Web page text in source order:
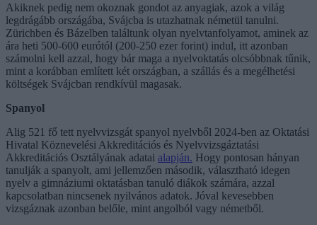
Akiknek pedig nem okoznak gondot az anyagiak, azok a világ
legdrágább országába, Svájcba is utazhatnak németül tanulni.
Zürichben és Bázelben találtunk olyan nyelvtanfolyamot, aminek az
ára heti 500-600 eurótól (200-250 ezer forint) indul, itt azonban
számolni kell azzal, hogy bár maga a nyelvoktatás olcsóbbnak tűnik,
mint a korábban említett két országban, a szállás és a megélhetési
költségek Svájcban rendkívül magasak.
Spanyol
Alig 521 fő tett nyelvvizsgát spanyol nyelvből 2024-ben az Oktatási
Hivatal Köznevelési Akkreditációs és Nyelvvizsgáztatási
Akkreditációs Osztályának adatai alapján. Hogy pontosan hányan
tanulják a spanyolt, ami jellemzően második, választható idegen
nyelv a gimnáziumi oktatásban tanuló diákok számára, azzal
kapcsolatban nincsenek nyilvános adatok. Jóval kevesebben
vizsgáznak azonban belőle, mint angolból vagy németből.